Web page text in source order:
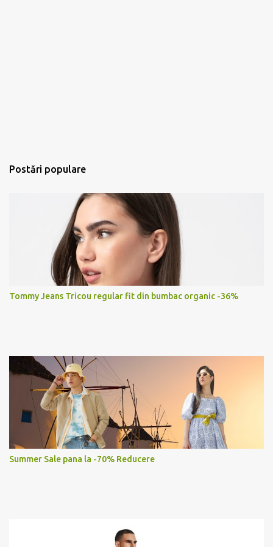
Postări populare
Tommy Jeans Tricou regular fit din bumbac organic -36%
Summer Sale pana la -70% Reducere